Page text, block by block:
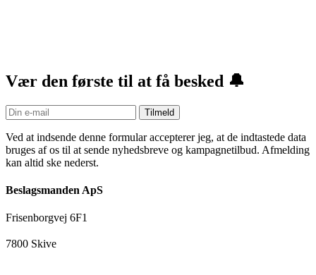
Vær den første til at få besked 🔔
Tilmeld
Ved at indsende denne formular accepterer jeg, at de indtastede data
bruges af os til at sende nyhedsbreve og kampagnetilbud. Afmelding
kan altid ske nederst.
Beslagsmanden ApS
Frisenborgvej 6F1
7800 Skive